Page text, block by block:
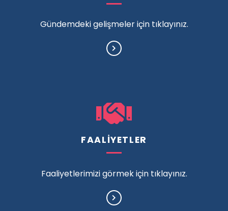
Gündemdeki gelişmeler için tıklayınız.
FAALİYETLER
Faaliyetlerimizi görmek için tıklayınız.